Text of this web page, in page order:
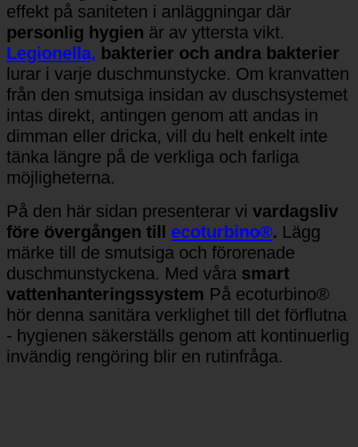
Kalkavlagringar och smutshar en direkt
effekt på saniteten i anläggningar där
personlig hygienär av yttersta vikt.
Legionella, bakterier och andra bakterier
lurar i varje duschmunstycke. Om kranvatten
från den smutsiga insidan av duschsystemet
intas direkt, antingen genom att andas in
dimman eller dricka, vill du helt enkelt inte
tänka längre på de verkliga och farliga
möjligheterna.
På den här sidan presenterar vivardagsliv
före övergången tillecoturbino®️.Lägg
märke till de smutsiga och förorenade
duschmunstyckena. Med vårasmart
vattenhanteringssystemPå ecoturbino®️
hör denna sanitära verklighet till det förflutna
- hygienen säkerställs genom att kontinuerlig